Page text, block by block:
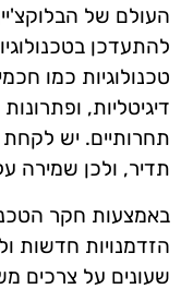
העולם של
להתעדכן
טכנולוגיות כמו
דיגיטליות,
תחרותיים. יש
תדיר, ולכן שמירה
באמצעות חקר
הזדמנויות חדשות
שעונים על צרכים